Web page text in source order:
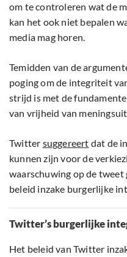
om te controleren wat de
kan het ook niet bepalen
media mag horen.
Temidden van de
poging om de integriteit
strijd is met de
van vrijheid van
Twitter suggereert dat de
kunnen zijn voor de
waarschuwing op de tweet
beleid inzake burgerlijke
Twitter’s burgerlijke
Het beleid van Twitter